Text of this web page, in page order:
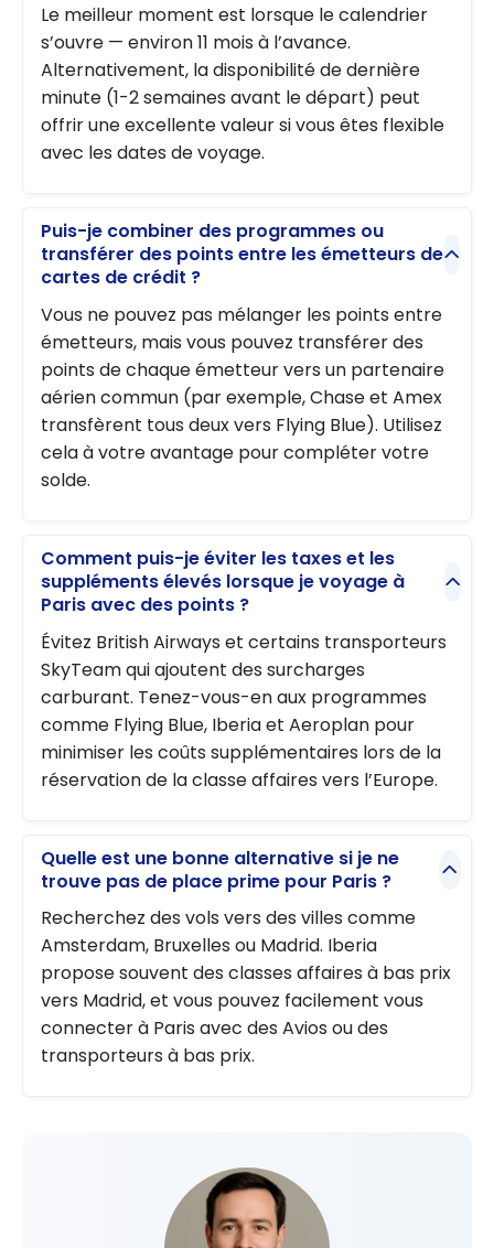
Le meilleur moment est lorsque le calendrier
s’ouvre — environ 11 mois à l’avance.
Alternativement, la disponibilité de dernière
minute (1-2 semaines avant le départ) peut
offrir une excellente valeur si vous êtes flexible
avec les dates de voyage.
Puis-je combiner des programmes ou
transférer des points entre les émetteurs de
cartes de crédit ?
Vous ne pouvez pas mélanger les points entre
émetteurs, mais vous pouvez transférer des
points de chaque émetteur vers un partenaire
aérien commun (par exemple, Chase et Amex
transfèrent tous deux vers Flying Blue). Utilisez
cela à votre avantage pour compléter votre
solde.
Comment puis-je éviter les taxes et les
suppléments élevés lorsque je voyage à
Paris avec des points ?
Évitez British Airways et certains transporteurs
SkyTeam qui ajoutent des surcharges
carburant. Tenez-vous-en aux programmes
comme Flying Blue, Iberia et Aeroplan pour
minimiser les coûts supplémentaires lors de la
réservation de la classe affaires vers l’Europe.
Quelle est une bonne alternative si je ne
trouve pas de place prime pour Paris ?
Recherchez des vols vers des villes comme
Amsterdam, Bruxelles ou Madrid. Iberia
propose souvent des classes affaires à bas prix
vers Madrid, et vous pouvez facilement vous
connecter à Paris avec des Avios ou des
transporteurs à bas prix.